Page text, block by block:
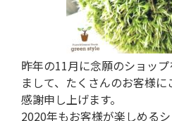
昨年の11月に念願のショッ
まして、たくさんのお客様
感謝申し上げます。
2020年もお客様が楽しめる